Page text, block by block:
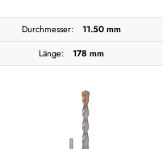
Durchmesser:
11.50 mm
Länge:
178 mm